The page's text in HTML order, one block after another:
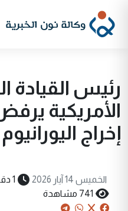
رئيس القيادة
الأمريكية
إخراج
الخميس 14 آيار 2026 1 دقيقة قراءة
741 مشاهدة